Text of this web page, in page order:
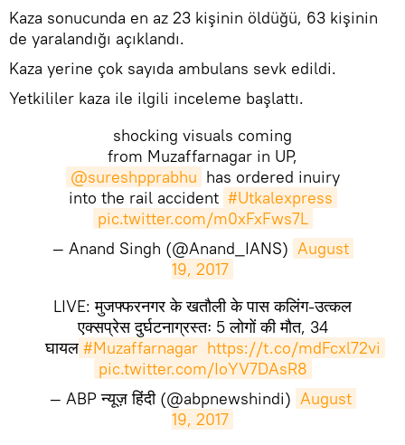
Kaza sonucunda en az 23 kişinin öldüğü, 63 kişinin
de yaralandığı açıklandı.
Kaza yerine çok sayıda ambulans sevk edildi.
Yetkililer kaza ile ilgili inceleme başlattı.
shocking visuals coming
from Muzaffarnagar in UP,
@sureshpprabhu has ordered inuiry
into the rail accident #Utkalexpress
pic.twitter.com/m0xFxFws7L
— Anand Singh (@Anand_IANS) August
19, 2017
LIVE: मुजफ्फरनगर के खतौली के पास कलिंग-उत्कल
एक्सप्रेस दुर्घटनाग्रस्तः 5 लोगों की मौत, 34
घायल #Muzaffarnagar https://t.co/mdFcxl72vi
pic.twitter.com/IoYV7DAsR8
— ABP न्यूज़ हिंदी (@abpnewshindi) August
19, 2017